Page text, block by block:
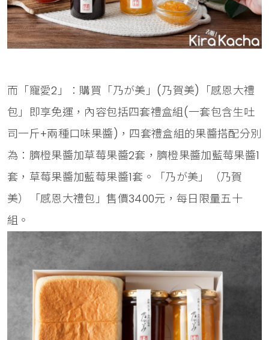
而「寵愛2」：購買「乃が美」(乃賀美)「感恩大禮
包」即享免運，內容包括四套禮盒組(一套包含生吐
司一斤+兩種口味果醬)，四套禮盒組的果醬搭配分別
為：臍橙果醬加草莓果醬2套，臍橙果醬加藍莓果醬1
套，草莓果醬加藍莓果醬1套。「乃が美」（乃賀
美）「感恩大禮包」售價3400元，每日限量五十
組。